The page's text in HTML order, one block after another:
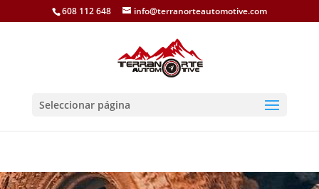
608 112 648 info@terranorteautomotive.com
Seleccionar página